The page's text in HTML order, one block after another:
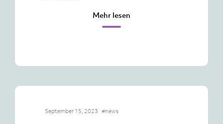
Mehr lesen
September 15, 2023 #news